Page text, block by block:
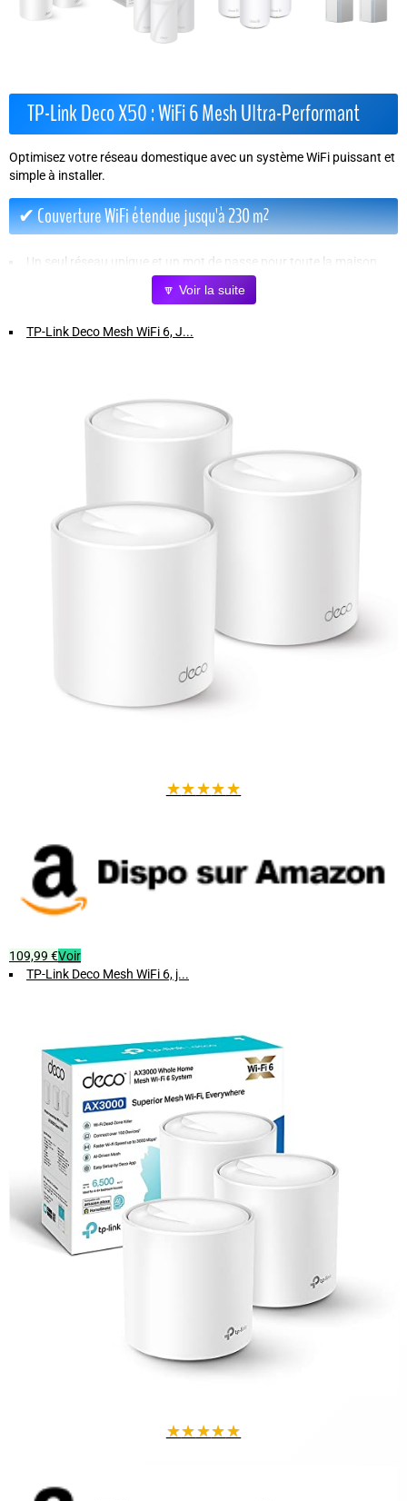
TP-Link Deco X50 : WiFi 6 Mesh Ultra-Performant
Optimisez votre réseau domestique avec un système WiFi puissant et
simple à installer.
✔ Couverture WiFi étendue jusqu'à 230 m²
Un seul réseau unique et un mot de passe pour toute la maison
Connexion stable même en déplacement dans la maison
Jusqu'à 150 appareils connectés simultanément
✔ Compatibilité universelle avec toutes les box internet
3 ports Gigabit pour des connexions filaires rapides et fiables
✔ Débit ultra-rapide WiFi 6 jusqu'à 3000 Mbps
2402 Mbps sur la bande 5 GHz, 574 Mbps sur 2,4 GHz
Streaming 8K fluide et jeux en ligne réactifs
Performances optimales même avec de nombreux appareils en
Application Deco intuitive pour une configuration pas à pas
Contrôle parental pour gérer les accès internet facilement
Gestion à distance pour surveiller et ajuster votre réseau où que
vous soyez
Dimensions compactes : 2,79 cm (L) x 24,64 cm (l) x 16,51 cm (H)
Sortie : 1 unité (1-Pack)
Date de sortie : Novembre 2022
Améliorez votre expérience Internet à domicile grâce au TP-Link
Deco X50, un système WiFi 6 fiable, rapide et facile à gérer.
🔽 Voir la suite
TP-Link Deco Mesh WiFi 6, J...
★★★★★
109,99 €Voir
TP-Link Deco Mesh WiFi 6, j...
★★★★★